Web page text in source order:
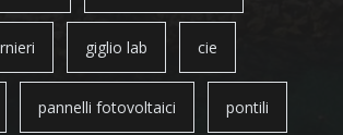
giglio lab cie
pannelli fotovoltaici pontili